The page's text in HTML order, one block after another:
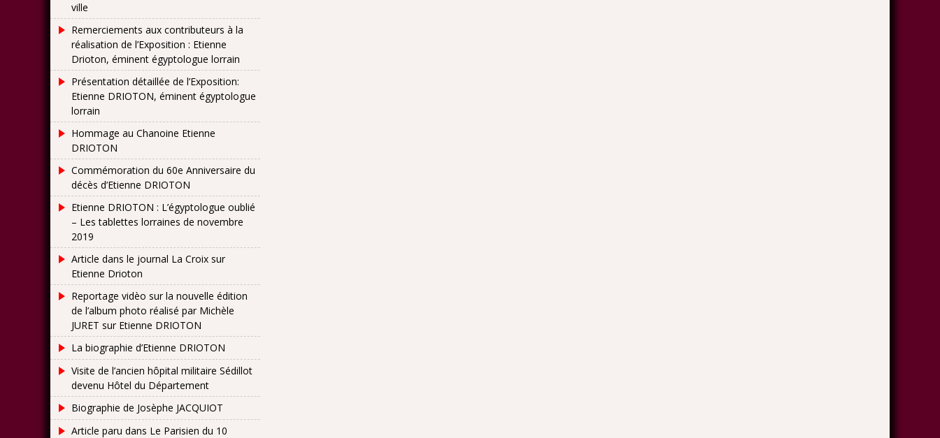
ville
Remerciements aux contributeurs à la
réalisation de l’Exposition : Etienne
Drioton, éminent égyptologue lorrain
Présentation détaillée de l’Exposition:
Etienne DRIOTON, éminent égyptologue
lorrain
Hommage au Chanoine Etienne
DRIOTON
Commémoration du 60e Anniversaire du
décès d’Etienne DRIOTON
Etienne DRIOTON : L’égyptologue oublié
– Les tablettes lorraines de novembre
2019
Article dans le journal La Croix sur
Etienne Drioton
Reportage vidèo sur la nouvelle édition
de l’album photo réalisé par Michèle
JURET sur Etienne DRIOTON
La biographie d’Etienne DRIOTON
Visite de l’ancien hôpital militaire Sédillot
devenu Hôtel du Département
Biographie de Josèphe JACQUIOT
Article paru dans Le Parisien du 10